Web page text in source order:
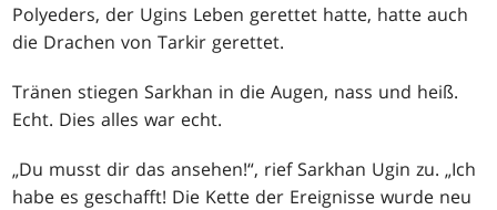
Polyeders, der Ugins Leben gerettet hatte, hatte auch
die Drachen von Tarkir gerettet.
Tränen stiegen Sarkhan in die Augen, nass und heiß.
Echt. Dies alles war echt.
„Du musst dir das ansehen!“, rief Sarkhan Ugin zu. „Ich
habe es geschafft! Die Kette der Ereignisse wurde neu